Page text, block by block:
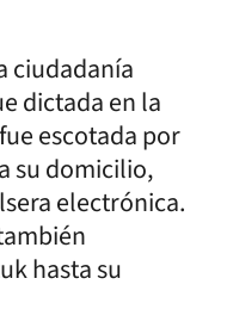
ciudadanía
dictada en la
escotada por
su domicilio,
electrónica.
hasta su